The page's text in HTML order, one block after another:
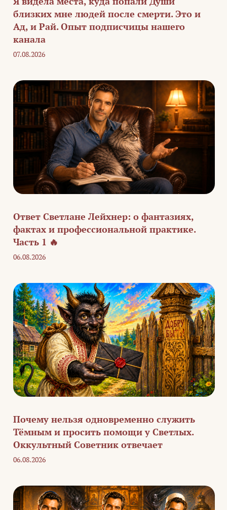
близких мне людей после смерти. Это и
Ад, и Рай. Опыт подписчицы нашего
канала
07.08.2026
Ответ Светлане Лейхнер: о фантазиях,
фактах и профессиональной практике.
Часть 1 🔥
06.08.2026
Почему нельзя одновременно служить
Тёмным и просить помощи у Светлых.
Оккультный Советник отвечает
06.08.2026